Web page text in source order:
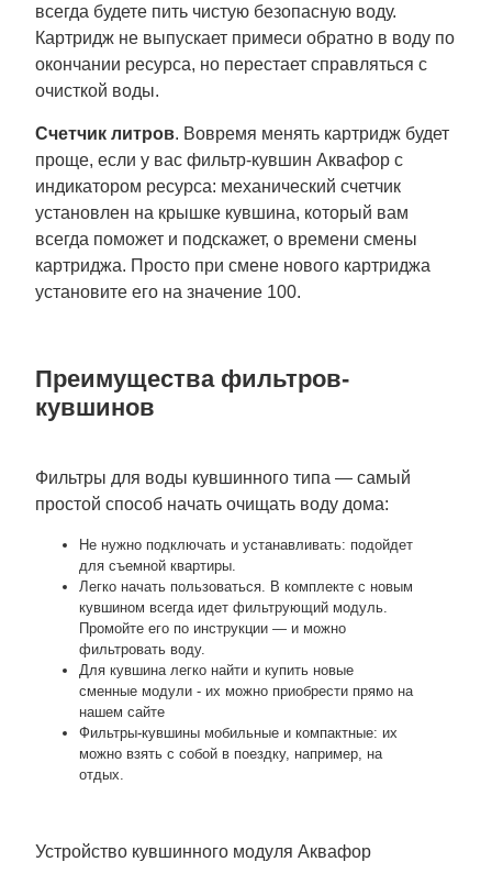
всегда будете пить чистую безопасную воду.
Картридж не выпускает примеси обратно в воду по
окончании ресурса, но перестает справляться с
очисткой воды.
Счетчик литров. Вовремя менять картридж будет
проще, если у вас фильтр-кувшин Аквафор с
индикатором ресурса: механический счетчик
установлен на крышке кувшина, который вам
всегда поможет и подскажет, о времени смены
картриджа. Просто при смене нового картриджа
установите его на значение 100.
Преимущества фильтров-
кувшинов
Фильтры для воды кувшинного типа — самый
простой способ начать очищать воду дома:
Не нужно подключать и устанавливать: подойдет
для съемной квартиры.
Легко начать пользоваться. В комплекте с новым
кувшином всегда идет фильтрующий модуль.
Промойте его по инструкции — и можно
фильтровать воду.
Для кувшина легко найти и купить новые
сменные модули - их можно приобрести прямо на
нашем сайте
Фильтры-кувшины мобильные и компактные: их
можно взять с собой в поездку, например, на
отдых.
Устройство кувшинного модуля Аквафор